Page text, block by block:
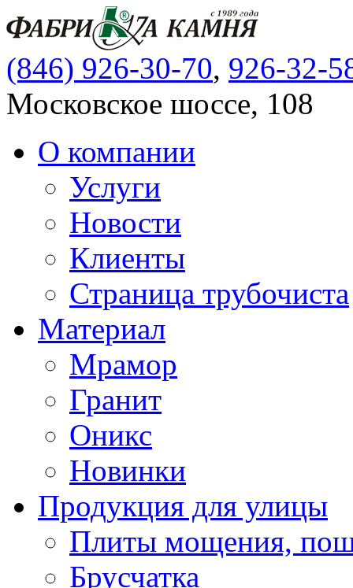
(846) 926-30-70, 926-32-
Московское шоссе, 108
О компании
Услуги
Новости
Клиенты
Страница трубочиста
Материал
Мрамор
Гранит
Оникс
Новинки
Продукция для улицы
Плиты мощения,
Брусчатка